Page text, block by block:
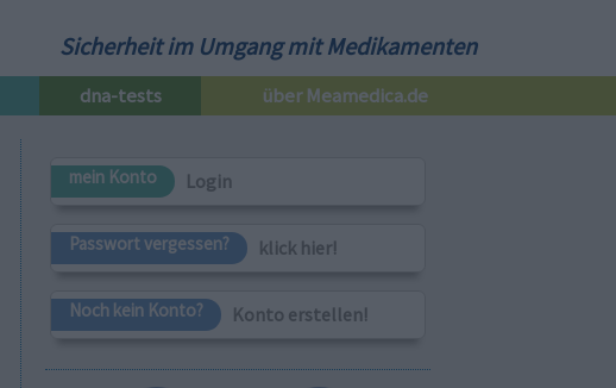
Sicherheit im Umgang mit Medikamenten
dna-tests über Meamedica.de
mein Konto Login
Passwort vergessen? klick hier!
Noch kein Konto? Konto erstellen!